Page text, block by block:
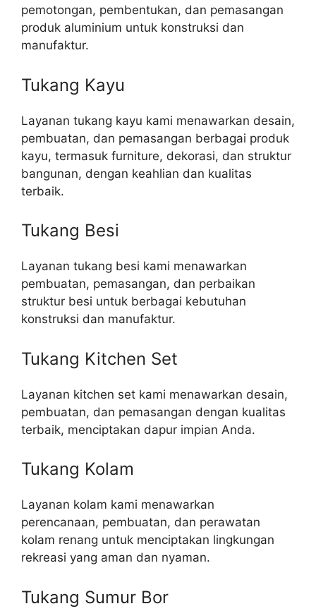
pemotongan, pembentukan, dan pemasangan
produk aluminium untuk konstruksi dan
manufaktur.
Tukang Kayu
Layanan tukang kayu kami menawarkan desain,
pembuatan, dan pemasangan berbagai produk
kayu, termasuk furniture, dekorasi, dan struktur
bangunan, dengan keahlian dan kualitas
terbaik.
Tukang Besi
Layanan tukang besi kami menawarkan
pembuatan, pemasangan, dan perbaikan
struktur besi untuk berbagai kebutuhan
konstruksi dan manufaktur.
Tukang Kitchen Set
Layanan kitchen set kami menawarkan desain,
pembuatan, dan pemasangan dengan kualitas
terbaik, menciptakan dapur impian Anda.
Tukang Kolam
Layanan kolam kami menawarkan
perencanaan, pembuatan, dan perawatan
kolam renang untuk menciptakan lingkungan
rekreasi yang aman dan nyaman.
Tukang Sumur Bor